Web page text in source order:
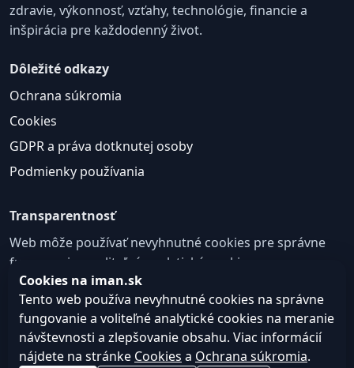
zdravie, výkonnosť, vzťahy, technológie, financie a
inšpirácia pre každodenný život.
Dôležité odkazy
Ochrana súkromia
Cookies
GDPR a práva dotknutej osoby
Podmienky používania
Transparentnosť
Web môže používať nevyhnutné cookies pre správne
fungovanie a voliteľné analytické cookies na
zlepšovanie obsahu a používateľskej skúsenosti.
Nastavenie cookies
© 2026 Web design, tvorba webu a SEO –Consultee,
Cookies na iman.sk
Tento web používa nevyhnutné cookies na správne
fungovanie a voliteľné analytické cookies na meranie
návštevnosti a zlepšovanie obsahu. Viac informácií
nájdete na stránke Cookies a Ochrana súkromia.